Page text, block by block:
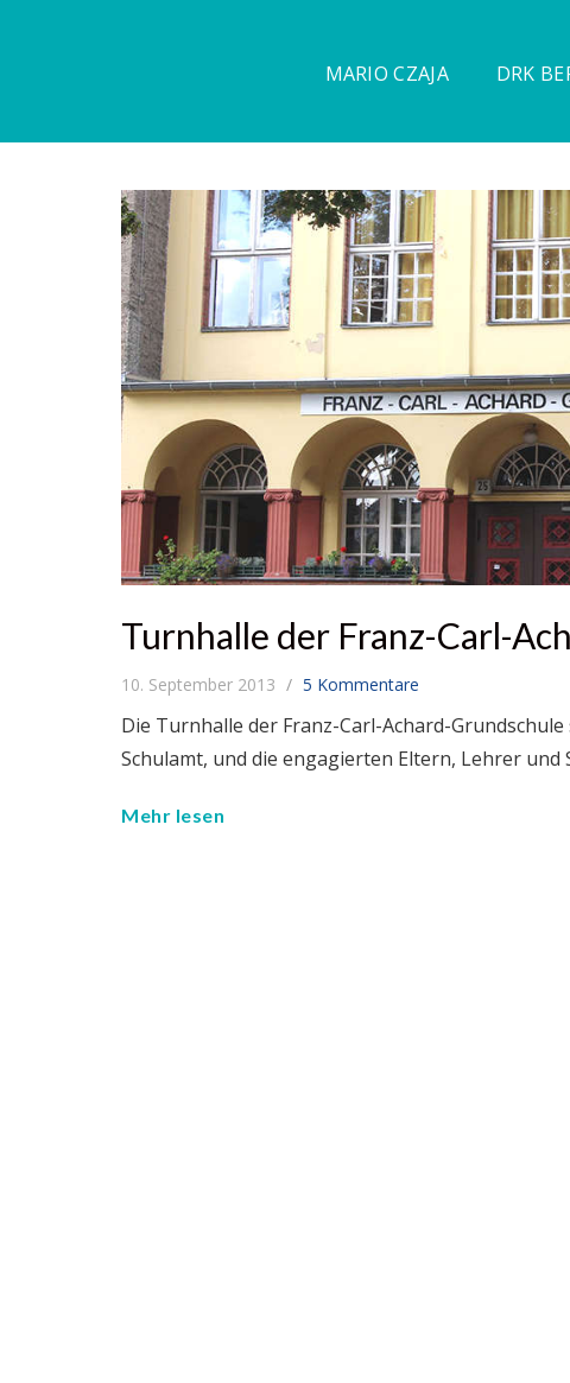
MARIO CZAJA DRK
Turnhalle der Franz-Carl-
10. September 2013 5 Kommentare
Die Turnhalle der Franz-Carl-Achard-
Schulamt, und die engagierten Eltern, Lehrer
Mehr lesen